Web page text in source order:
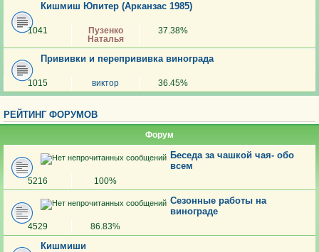
Кишмиш Юпитер (Арканзас 1985)
1041
Пузенко
Наталья
37.38%
Прививки и перепрививка винограда
1015 виктор 36.45%
РЕЙТИНГ ФОРУМОВ
Форум
Беседа за чашкой чая- обо
всем
5216 100%
Сезонные работы на
винограде
4529 86.83%
Кишмиши